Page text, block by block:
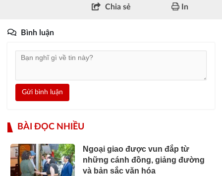
Chia sẻ In
Bình luận
Gửi bình luận
BÀI ĐỌC NHIỀU
Ngoại giao được vun đắp từ
những cánh đồng, giảng đường
và bản sắc văn hóa